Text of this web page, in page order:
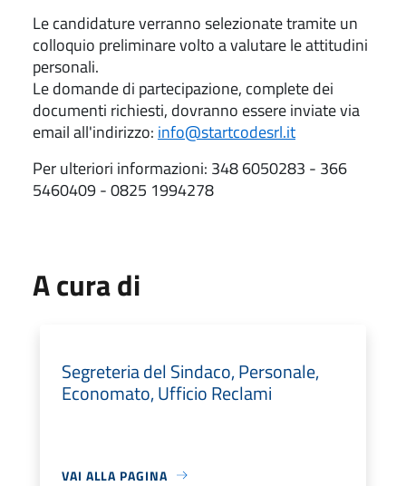
Le candidature verranno selezionate tramite un
colloquio preliminare volto a valutare le attitudini
personali.
Le domande di partecipazione, complete dei
documenti richiesti, dovranno essere inviate via
email all'indirizzo: info@startcodesrl.it
Per ulteriori informazioni: 348 6050283 - 366
5460409 - 0825 1994278
A cura di
Segreteria del Sindaco, Personale,
Economato, Ufficio Reclami
VAI ALLA PAGINA